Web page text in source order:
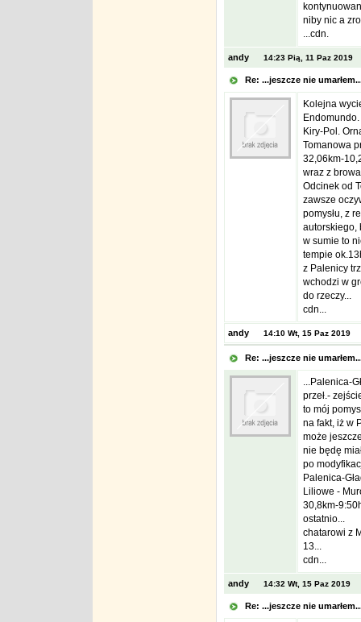
niby nic a
...cdn.
andy 14:23 Pią, 11 Paz 2019
Re: ...jeszcze nie
Kolejna
Endomundo.
Kiry-Pol.
Tomanowa
32,06km-
wraz z
Odcinek od
zawsze
pomysłu, z
autorskiego,
w sumie to
tempie
z Palenicy
wchodzi w
do rzeczy...
cdn...
andy 14:10 Wt, 15 Paz 2019
Re: ...jeszcze nie
...Palenica-
przeł.-
to mój
na fakt, iż w
może
nie będę
po
Palenica-
Liliowe -
30,8km-
ostatnio...
chatarowi z
13...
cdn...
andy 14:32 Wt, 15 Paz 2019
Re: ...jeszcze nie